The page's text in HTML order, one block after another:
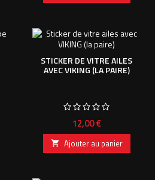
STICKER DE VITRE AILES
AVEC VIKING (LA PAIRE)
Prix
12,00 €
 Ajouter au panier